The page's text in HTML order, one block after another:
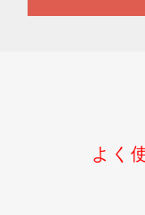
よく